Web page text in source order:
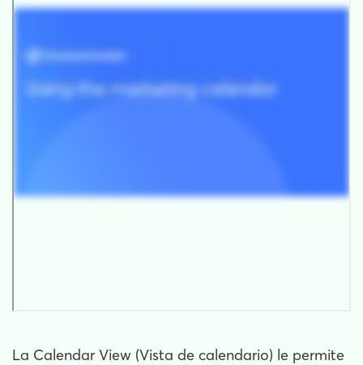
La Calendar View (Vista de calendario) le permite